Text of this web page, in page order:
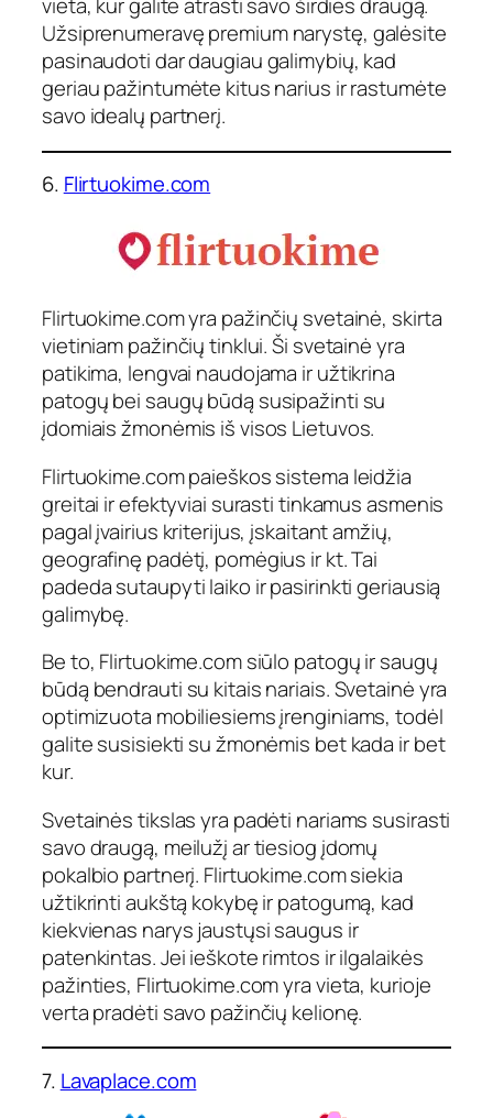
Užsiprenumeravę premium narystę, galėsite
pasinaudoti dar daugiau galimybių, kad
geriau pažintumėte kitus narius ir rastumėte
savo idealų partnerį.
6. Flirtuokime.com
Flirtuokime.com yra pažinčių svetainė, skirta
vietiniam pažinčių tinklui. Ši svetainė yra
patikima, lengvai naudojama ir užtikrina
patogų bei saugų būdą susipažinti su
įdomiais žmonėmis iš visos Lietuvos.
Flirtuokime.com paieškos sistema leidžia
greitai ir efektyviai surasti tinkamus asmenis
pagal įvairius kriterijus, įskaitant amžių,
geografinę padėtį, pomėgius ir kt. Tai
padeda sutaupyti laiko ir pasirinkti geriausią
galimybę.
Be to, Flirtuokime.com siūlo patogų ir saugų
būdą bendrauti su kitais nariais. Svetainė yra
optimizuota mobiliesiems įrenginiams, todėl
galite susisiekti su žmonėmis bet kada ir bet
kur.
Svetainės tikslas yra padėti nariams susirasti
savo draugą, meilužį ar tiesiog įdomų
pokalbio partnerį. Flirtuokime.com siekia
užtikrinti aukštą kokybę ir patogumą, kad
kiekvienas narys jaustųsi saugus ir
patenkintas. Jei ieškote rimtos ir ilgalaikės
pažinties, Flirtuokime.com yra vieta, kurioje
verta pradėti savo pažinčių kelionę.
7. Lavaplace.com